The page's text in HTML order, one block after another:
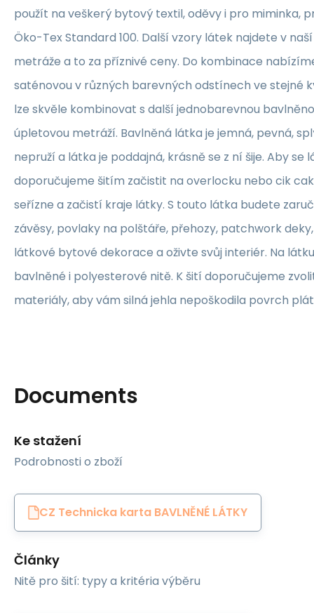
použít na veškerý bytový textil, oděvy i pro miminka,
Öko-Tex Standard 100. Další vzory látek najdete v
metráže a to za příznivé ceny. Do kombinace
saténovou v různých barevných odstínech ve stejné
lze skvěle kombinovat s další jednobarevnou
úpletovou metráží. Bavlněná látka je jemná, pevná,
nepruží a látka je poddajná, krásně se z ní šije. Aby se
doporučujeme šitím začistit na overlocku nebo cik
seřízne a začistí kraje látky. S touto látka budete
závěsy, povlaky na polštáře, přehozy, patchwork
látkové bytové dekorace a oživte svůj interiér. Na
bavlněné i polyesterové nitě. K šití doporučujeme
materiály, aby vám silná jehla nepoškodila povrch
Documents
Ke stažení
Podrobnosti o zboží
CZ Technicka karta BAVLNĚNÉ LÁTKY
Články
Nitě pro šití: typy a kritéria výběru